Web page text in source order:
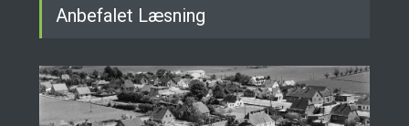
Anbefalet Læsning